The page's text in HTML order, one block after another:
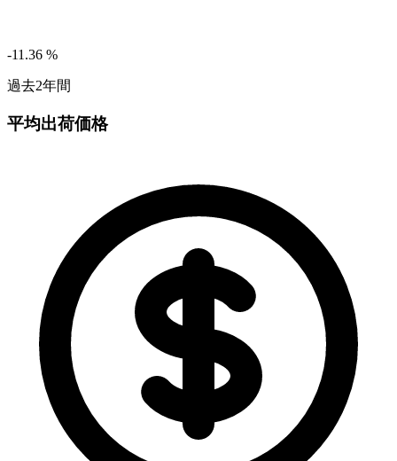
-11.36 %
過去2年間
平均出荷価格